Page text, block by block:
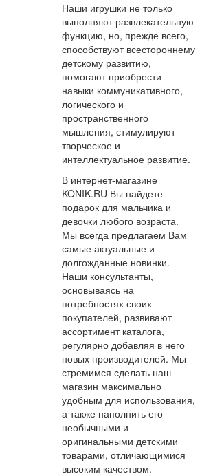
Наши игрушки не только
выполняют развлекательную
функцию, но, прежде всего,
способствуют всестороннему
детскому развитию,
помогают приобрести
навыки коммуникативного,
логического и
пространственного
мышления, стимулируют
творческое и
интеллектуальное развитие.
В интернет-магазине
KONIK.RU Вы найдете
подарок для мальчика и
девочки любого возраста.
Мы всегда предлагаем Вам
самые актуальные и
долгожданные новинки.
Наши консультанты,
основываясь на
потребностях своих
покупателей, развивают
ассортимент каталога,
регулярно добавляя в него
новых производителей. Мы
стремимся сделать наш
магазин максимально
удобным для использования,
а также наполнить его
необычными и
оригинальными детскими
товарами, отличающимися
высоким качеством.